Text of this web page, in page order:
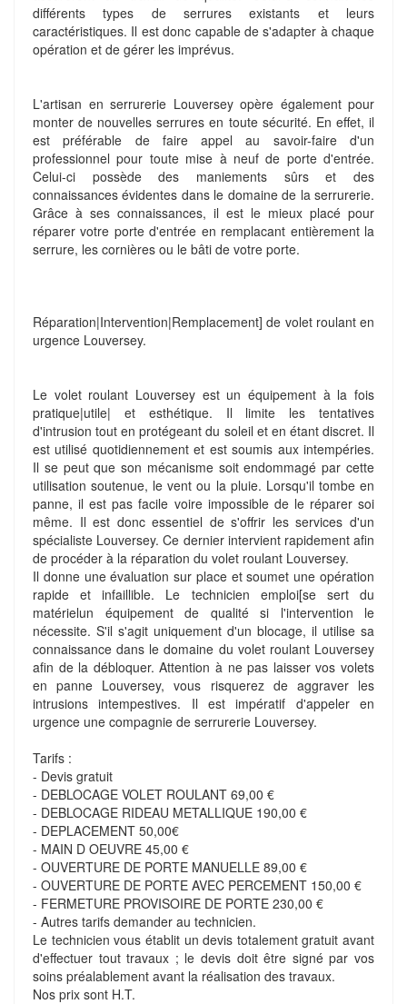
différents types de serrures existants et leurs
caractéristiques. Il est donc capable de s'adapter à chaque
opération et de gérer les imprévus.
L'artisan en serrurerie Louversey opère également pour
monter de nouvelles serrures en toute sécurité. En effet, il
est préférable de faire appel au savoir-faire d'un
professionnel pour toute mise à neuf de porte d'entrée.
Celui-ci possède des maniements sûrs et des
connaissances évidentes dans le domaine de la serrurerie.
Grâce à ses connaissances, il est le mieux placé pour
réparer votre porte d'entrée en remplacant entièrement la
serrure, les cornières ou le bâti de votre porte.
Réparation|Intervention|Remplacement] de volet roulant en
urgence Louversey.
Le volet roulant Louversey est un équipement à la fois
pratique|utile| et esthétique. Il limite les tentatives
d'intrusion tout en protégeant du soleil et en étant discret. Il
est utilisé quotidiennement et est soumis aux intempéries.
Il se peut que son mécanisme soit endommagé par cette
utilisation soutenue, le vent ou la pluie. Lorsqu'il tombe en
panne, il est pas facile voire impossible de le réparer soi
même. Il est donc essentiel de s'offrir les services d'un
spécialiste Louversey. Ce dernier intervient rapidement afin
de procéder à la réparation du volet roulant Louversey.
Il donne une évaluation sur place et soumet une opération
rapide et infaillible. Le technicien emploi[se sert du
matérielun équipement de qualité si l'intervention le
nécessite. S'il s'agit uniquement d'un blocage, il utilise sa
connaissance dans le domaine du volet roulant Louversey
afin de la débloquer. Attention à ne pas laisser vos volets
en panne Louversey, vous risquerez de aggraver les
intrusions intempestives. Il est impératif d'appeler en
urgence une compagnie de serrurerie Louversey.
Tarifs :
- Devis gratuit
- DEBLOCAGE VOLET ROULANT 69,00 €
- DEBLOCAGE RIDEAU METALLIQUE 190,00 €
- DEPLACEMENT 50,00€
- MAIN D OEUVRE 45,00 €
- OUVERTURE DE PORTE MANUELLE 89,00 €
- OUVERTURE DE PORTE AVEC PERCEMENT 150,00 €
- FERMETURE PROVISOIRE DE PORTE 230,00 €
- Autres tarifs demander au technicien.
Le technicien vous établit un devis totalement gratuit avant
d'effectuer tout travaux ; le devis doit être signé par vos
soins préalablement avant la réalisation des travaux.
Nos prix sont H.T.